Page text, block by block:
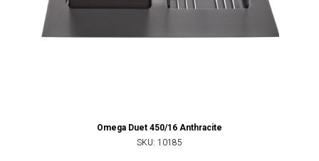
Omega Duet 450/16 Anthracite
SKU: 10185